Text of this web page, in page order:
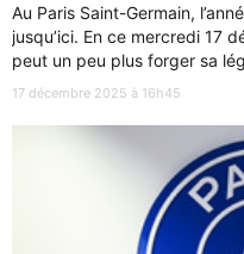
Au Paris Saint-Germain,
jusqu’ici. En ce mercredi 17
peut un peu plus forger sa
17 décembre 2025 à 16h45